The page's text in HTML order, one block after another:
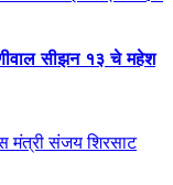
सीझन १३ चे महेश